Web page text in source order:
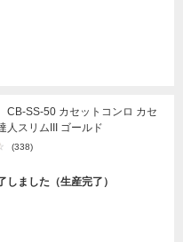
SS-50 カセットコンロ カセ
人スリムIII ゴールド
(338)
しました（生産完了）